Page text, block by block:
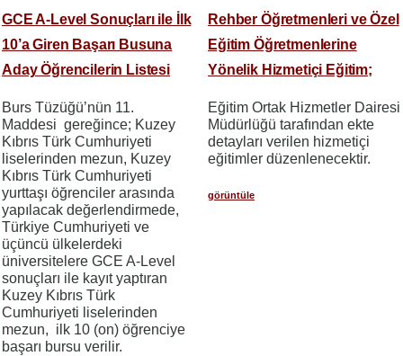
GCE A-Level Sonuçları ile İlk
10’a Giren Başarı Busuna
Aday Öğrencilerin Listesi
Burs Tüzüğü’nün 11.
Maddesi gereğince; Kuzey
Kıbrıs Türk Cumhuriyeti
liselerinden mezun, Kuzey
Kıbrıs Türk Cumhuriyeti
yurttaşı öğrenciler arasında
yapılacak değerlendirmede,
Türkiye Cumhuriyeti ve
üçüncü ülkelerdeki
üniversitelere GCE A-Level
sonuçları ile kayıt yaptıran
Kuzey Kıbrıs Türk
Cumhuriyeti liselerinden
mezun, ilk 10 (on) öğrenciye
başarı bursu verilir.
Rehber Öğretmenleri ve Özel
Eğitim Öğretmenlerine
Yönelik Hizmetiçi Eğitim;
Eğitim Ortak Hizmetler Dairesi
Müdürlüğü tarafından ekte
detayları verilen hizmetiçi
eğitimler düzenlenecektir.
görüntüle